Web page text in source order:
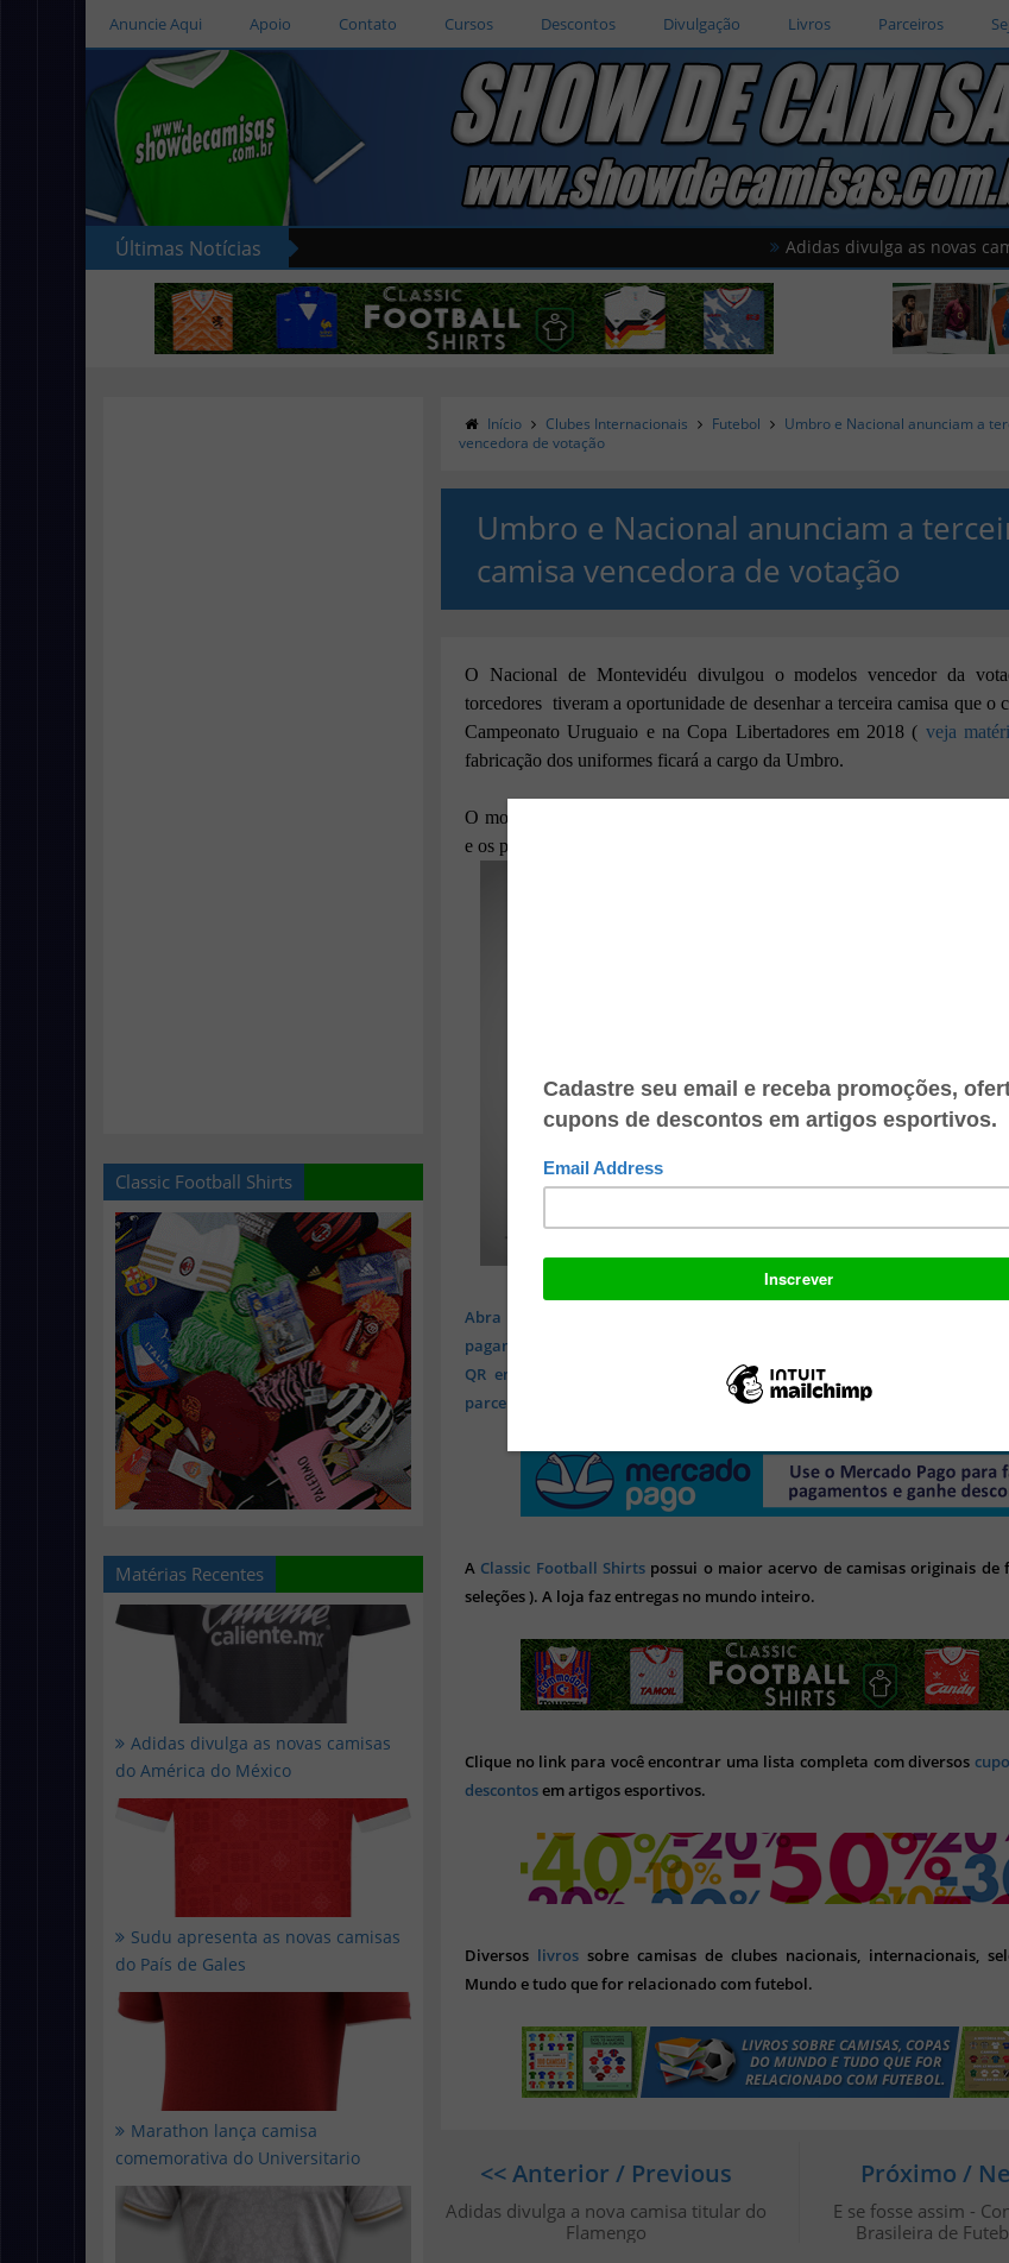
Anuncie Aqui Apoio Contato Cursos Descontos Divulgação Livros Parceiros
Últimas Notícias Adidas divulga as novas camisas do
Classic Football Shirts
Matérias Recentes
Adidas divulga as novas camisas
do América do México
Sudu apresenta as novas camisas
do País de Gales
Marathon lança camisa
comemorativa do Universitario
Início Clubes Internacionais Futebol
Umbro e Nacional anunciam a
vencedora de votação
Umbro e Nacional anunciam a
camisa vencedora de votação
O Nacional de Montevidéu divulgou o modelos vencedor da
torcedores tiveram a oportunidade de desenhar a terceira camisa que o
Campeonato Uruguaio e na Copa Libertadores em 2018 ( veja
fabricação dos uniformes ficará a cargo da Umbro.
O modelo escolhido teve 42% dos votos, é predominantemente azul
e os punhos em vermelho.
Abra sua conta digital 100% gratuita no Mercado Pago e ganhe R$
pagamento para: Recarregar seu celular, Pagar suas contas de consumo,
QR em milhares de lugares. Multiplique suas economias, faça
parcelado e aproveite todos os benefícios!
A Classic Football Shirts possui o maior acervo de camisas originais de
seleções ). A loja faz entregas no mundo inteiro.
Clique no link para você encontrar uma lista completa com diversos
descontosem artigos esportivos.
Diversos livros sobre camisas de clubes nacionais, internacionais,
Mundo e tudo que for relacionado com futebol.
Próximo /
E se fosse assim -
Brasileira de
<< Anterior / Previous
Adidas divulga a nova camisa titular do
Flamengo